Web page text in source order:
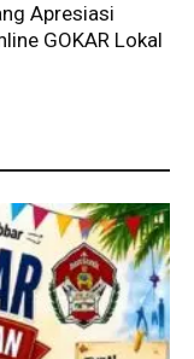
Apresiasi
GOKAR Lokal